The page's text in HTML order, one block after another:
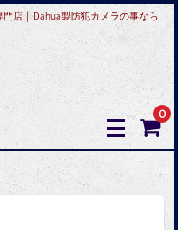
店｜Dahua製防犯カメラの事なら
0